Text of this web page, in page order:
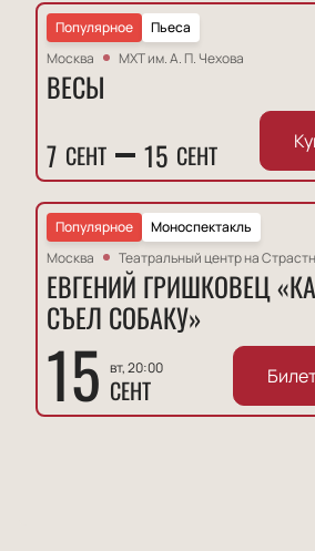
Пьеса
Популярное
Москва
МХТ им. А. П. Чехова
ВЕСЫ
7 СЕНТ 15 СЕНТ
Моноспектакль
Популярное
Москва
Театральный центр на
ЕВГЕНИЙ ГРИШКОВЕЦ
СЪЕЛ СОБАКУ»
15 вт, 20:00
СЕНТ